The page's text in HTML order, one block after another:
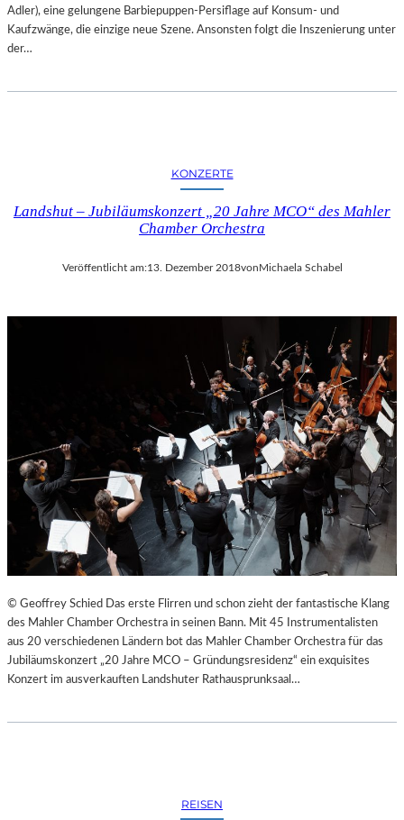
Adler), eine gelungene Barbiepuppen-Persiflage auf Konsum- und
Kaufzwänge, die einzige neue Szene. Ansonsten folgt die Inszenierung unter
der…
KONZERTE
Landshut – Jubiläumskonzert „20 Jahre MCO“ des Mahler
Chamber Orchestra
Veröffentlicht am:13. Dezember 2018von Michaela Schabel
© Geoffrey Schied Das erste Flirren und schon zieht der fantastische Klang
des Mahler Chamber Orchestra in seinen Bann. Mit 45 Instrumentalisten
aus 20 verschiedenen Ländern bot das Mahler Chamber Orchestra für das
Jubiläumskonzert „20 Jahre MCO – Gründungsresidenz“ ein exquisites
Konzert im ausverkauften Landshuter Rathausprunksaal…
REISEN